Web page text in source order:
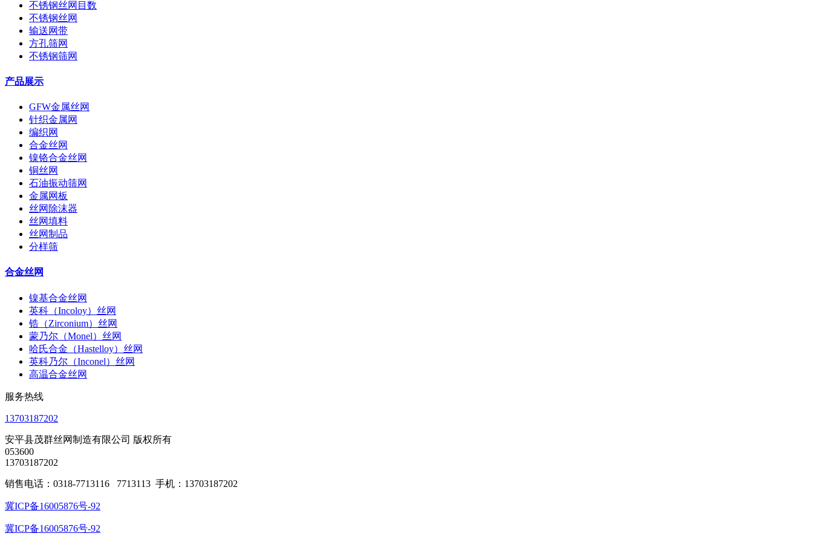
不锈钢丝网目数
不锈钢丝网
输送网带
方孔筛网
不锈钢筛网
产品展示
GFW金属丝网
针织金属网
编织网
合金丝网
镍铬合金丝网
铜丝网
石油振动筛网
金属网板
丝网除沫器
丝网填料
丝网制品
分样筛
合金丝网
镍基合金丝网
英科（Incoloy）丝网
锆（Zirconium）丝网
蒙乃尔（Monel）丝网
哈氏合金（Hastelloy）丝网
英科乃尔（Inconel）丝网
高温合金丝网
服务热线
13703187202
安平县茂群丝网制造有限公司 版权所有
053600
13703187202
销售电话：0318-7713116 7713113 手机：13703187202
冀ICP备16005876号-92
冀ICP备16005876号-92